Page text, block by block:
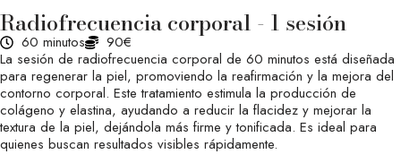
Radiofrecuencia corporal - 1 sesión
60 minutos
90€
La sesión de radiofrecuencia corporal de 60 minutos está diseñada
para regenerar la piel, promoviendo la reafirmación y la mejora del
contorno corporal. Este tratamiento estimula la producción de
colágeno y elastina, ayudando a reducir la flacidez y mejorar la
textura de la piel, dejándola más firme y tonificada. Es ideal para
quienes buscan resultados visibles rápidamente.